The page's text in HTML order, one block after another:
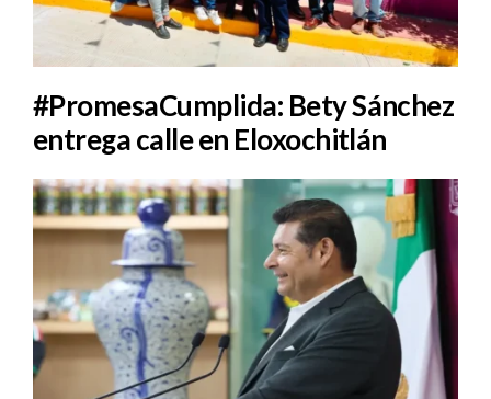
#PromesaCumplida: Bety Sánchez
entrega calle en Eloxochitlán